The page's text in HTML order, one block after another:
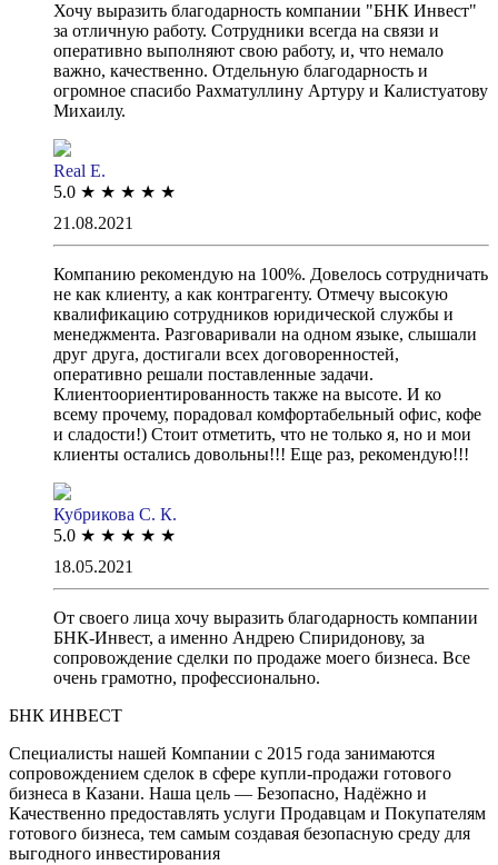
Хочу выразить благодарность компании "БНК Инвест"
за отличную работу. Сотрудники всегда на связи и
оперативно выполняют свою работу, и, что немало
важно, качественно. Отдельную благодарность и
огромное спасибо Рахматуллину Артуру и Калистуатову
Михаилу.
Real E.
5.0 ★ ★ ★ ★ ★
21.08.2021
Компанию рекомендую на 100%. Довелось сотрудничать
не как клиенту, а как контрагенту. Отмечу высокую
квалификацию сотрудников юридической службы и
менеджмента. Разговаривали на одном языке, слышали
друг друга, достигали всех договоренностей,
оперативно решали поставленные задачи.
Клиентоориентированность также на высоте. И ко
всему прочему, порадовал комфортабельный офис, кофе
и сладости!) Стоит отметить, что не только я, но и мои
клиенты остались довольны!!! Еще раз, рекомендую!!!
Кубрикова С. К.
5.0 ★ ★ ★ ★ ★
18.05.2021
От своего лица хочу выразить благодарность компании
БНК-Инвест, а именно Андрею Спиридонову, за
сопровождение сделки по продаже моего бизнеса. Все
очень грамотно, профессионально.
БНК ИНВЕСТ
Специалисты нашей Компании с 2015 года занимаются
сопровождением сделок в сфере купли-продажи готового
бизнеса в Казани. Наша цель — Безопасно, Надёжно и
Качественно предоставлять услуги Продавцам и Покупателям
готового бизнеса, тем самым создавая безопасную среду для
выгодного инвестирования